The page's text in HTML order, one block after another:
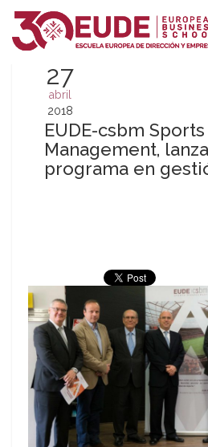
27
abril
2018
EUDE-csbm Sports
Management,
programa en